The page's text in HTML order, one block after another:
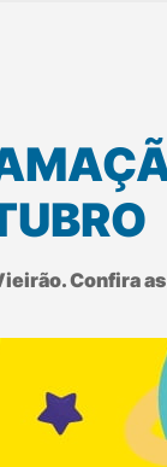
Confira